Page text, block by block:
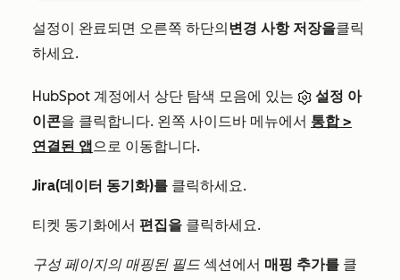
설정이 완료되면 오른쪽 하단의 변경 사항 저장을클릭
하세요.
HubSpot 계정에서 상단 탐색 모음에 있는
설정 아
이콘을 클릭합니다. 왼쪽 사이드바 메뉴에서 통합>
연결된 앱 으로 이동합니다.
Jira(데이터 동기화)를 클릭하세요.
티켓 동기화에서 편집을 클릭하세요.
구성 페이지의 매핑된 필드 섹션에서 매핑 추가를 클